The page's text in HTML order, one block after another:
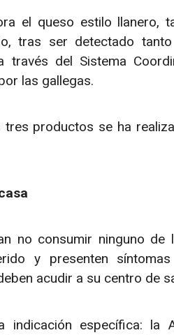
el queso estilo llanero,
tras ser detectado
del Sistema
las gallegas.
productos se ha
no consumir ninguno
y presenten
acudir a su centro de
indicación específica: la